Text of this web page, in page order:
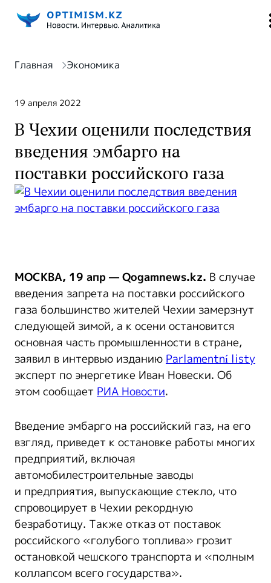
Главная Экономика
19 апреля 2022
В Чехии оценили последствия
введения эмбарго на
поставки российского газа
МОСКВА, 19 апр — Qogamnews.kz. В случае
введения запрета на поставки российского
газа большинство жителей Чехии замерзнут
следующей зимой, а к осени остановится
основная часть промышленности в стране,
заявил в интервью изданию Parlamentní listy
эксперт по энергетике Иван Новески. Об
этом сообщает РИА Новости.
Введение эмбарго на российский газ, на его
взгляд, приведет к остановке работы многих
предприятий, включая
автомобилестроительные заводы
и предприятия, выпускающие стекло, что
спровоцирует в Чехии рекордную
безработицу. Также отказ от поставок
российского «голубого топлива» грозит
остановкой чешского транспорта и «полным
коллапсом всего государства».